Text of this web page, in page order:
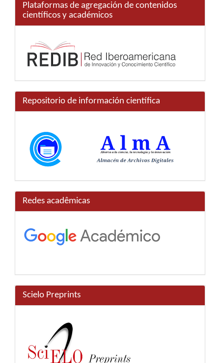
Plataformas de agregación de contenidos
científicos y académicos
Repositorio de información científica
Redes acadêmicas
Scielo Preprints